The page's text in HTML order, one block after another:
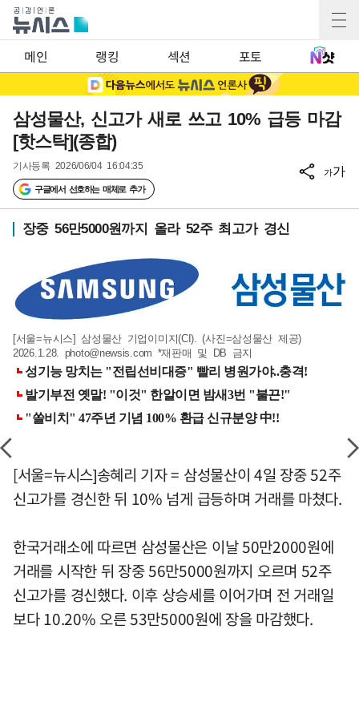
메인 랭킹 섹션 포토
삼성물산, 신고가 새로 쓰고 10% 급등 마감
[핫스탁](종합)
기사등록 2026/06/04 16:04:35
구글에서 선호하는 매체로 추가
가가
장중 56만5000원까지 올라 52주 최고가 경신
[서울=뉴시스] 삼성물산 기업이미지(CI). (사진=삼성물산 제공)
2026.1.28. photo@newsis.com *재판매 및 DB 금지
[서울=뉴시스]송혜리 기자 = 삼성물산이 4일 장중 52주
신고가를 경신한 뒤 10% 넘게 급등하며 거래를 마쳤다.
한국거래소에 따르면 삼성물산은 이날 50만2000원에
거래를 시작한 뒤 장중 56만5000원까지 오르며 52주
신고가를 경신했다. 이후 상승세를 이어가며 전 거래일
보다 10.20% 오른 53만5000원에 장을 마감했다.